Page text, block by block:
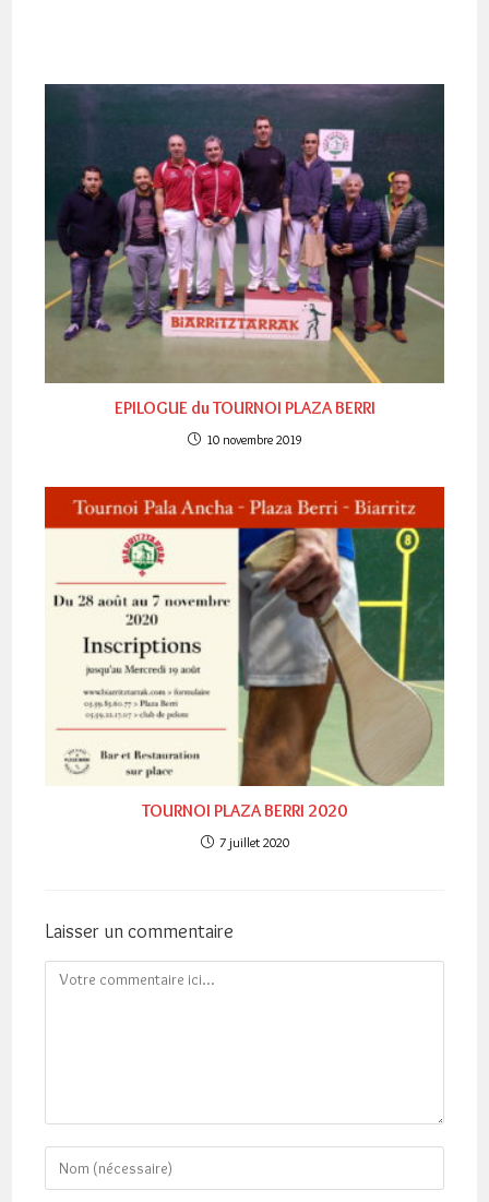
EPILOGUE du TOURNOI PLAZA BERRI
10 novembre 2019
TOURNOI PLAZA BERRI 2020
7 juillet 2020
Laisser un commentaire
Comment
Enter
your